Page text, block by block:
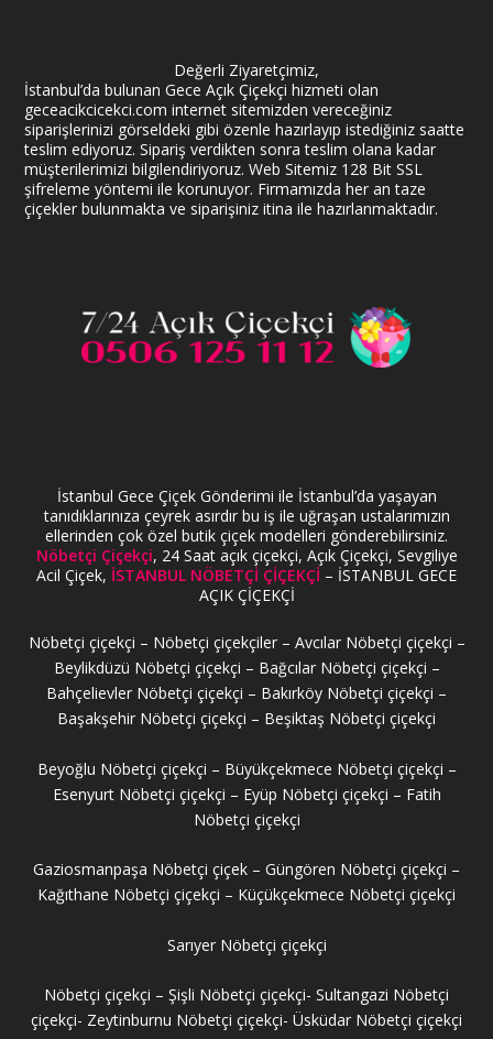
Değerli Ziyaretçimiz,
İstanbul’da bulunan Gece Açık Çiçekçi hizmeti olan
geceacikcicekci.com internet sitemizden vereceğiniz
siparişlerinizi görseldeki gibi özenle hazırlayıp istediğiniz saatte
teslim ediyoruz. Sipariş verdikten sonra teslim olana kadar
müşterilerimizi bilgilendiriyoruz. Web Sitemiz 128 Bit SSL
şifreleme yöntemi ile korunuyor. Firmamızda her an taze
çiçekler bulunmakta ve siparişiniz itina ile hazırlanmaktadır.
İstanbul Gece Çiçek Gönderimi ile İstanbul’da yaşayan
tanıdıklarınıza çeyrek asırdır bu iş ile uğraşan ustalarımızın
ellerinden çok özel butik çiçek modelleri gönderebilirsiniz.
Nöbetçi Çiçekçi, 24 Saat açık çiçekçi, Açık Çiçekçi, Sevgiliye
Acil Çiçek, İSTANBUL NÖBETÇİ ÇİÇEKÇİ – İSTANBUL GECE
AÇIK ÇİÇEKÇİ
Nöbetçi çiçekçi – Nöbetçi çiçekçiler – Avcılar Nöbetçi çiçekçi –
Beylikdüzü Nöbetçi çiçekçi – Bağcılar Nöbetçi çiçekçi –
Bahçelievler Nöbetçi çiçekçi – Bakırköy Nöbetçi çiçekçi –
Başakşehir Nöbetçi çiçekçi – Beşiktaş Nöbetçi çiçekçi
Beyoğlu Nöbetçi çiçekçi – Büyükçekmece Nöbetçi çiçekçi –
Esenyurt Nöbetçi çiçekçi – Eyüp Nöbetçi çiçekçi – Fatih
Nöbetçi çiçekçi
Gaziosmanpaşa Nöbetçi çiçek – Güngören Nöbetçi çiçekçi –
Kağıthane Nöbetçi çiçekçi – Küçükçekmece Nöbetçi çiçekçi
Sarıyer Nöbetçi çiçekçi
Nöbetçi çiçekçi – Şişli Nöbetçi çiçekçi- Sultangazi Nöbetçi
çiçekçi- Zeytinburnu Nöbetçi çiçekçi- Üsküdar Nöbetçi çiçekçi